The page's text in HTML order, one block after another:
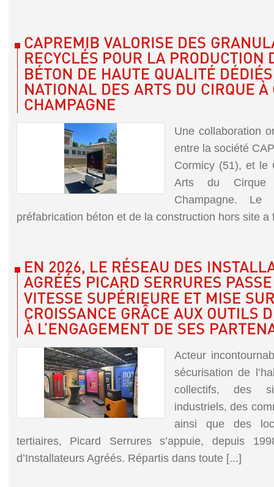
Une collaboration
entre la société
Cormicy (51), et le
Arts du
Champagne.
préfabrication béton et de la construction hors site a
Acteur
sécurisation de
collectifs, des
industriels, des
ainsi que des
tertiaires, Picard Serrures s’appuie, depuis
d’Installateurs Agréés. Répartis dans toute [...]